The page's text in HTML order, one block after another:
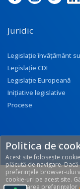
Juridic
Legislație învățământ
Legislație CDI
Legislație Europeană
Inițiative legislative
Procese
© 2017
Politica de
Acest site folosește
plăcută de navigare.
preferințele browser-ului
cookie-uri pe acest site.
modificarea preferințelor